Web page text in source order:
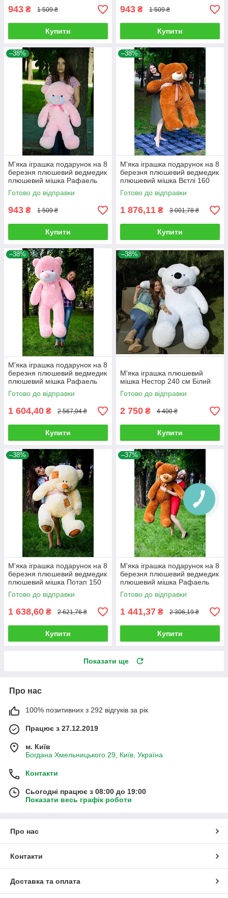
943 ₴ 1 509 ₴
Купити
943 ₴ 1 509 ₴
Купити
–38%
М'яка іграшка подарунок на 8
березня плюшевий ведмедик
плюшевий мішка Рафаель
100 см Рожевий
Готово до відправки
943 ₴ 1 509 ₴
Купити
–38%
М'яка іграшка подарунок на 8
березня плюшевий ведмедик
плюшевий мішка Вєтлі 160
см Карамельний
Готово до відправки
1 876,11 ₴ 3 001,78 ₴
Купити
–38%
М'яка іграшка подарунок на 8
березня плюшевий ведмедик
плюшевий мішка Рафаель
160 см Рожевий
Готово до відправки
1 604,40 ₴ 2 567,04 ₴
Купити
–38%
М'яка іграшка плюшевий
мішка Нестор 240 см Білий
Готово до відправки
2 750 ₴ 4 400 ₴
Купити
–38%
М'яка іграшка подарунок на 8
березня плюшевий ведмедик
плюшевий мішка Потап 150
см Кремовий
Готово до відправки
1 638,60 ₴ 2 621,76 ₴
Купити
–37%
М'яка іграшка подарунок на 8
березня плюшевий ведмедик
плюшевий мішка Рафаель
140 см Коричневий
Готово до відправки
1 441,37 ₴ 2 306,19 ₴
Купити
Показати ще
Про нас
100% позитивних з 292 відгуків за рік
Працює з 27.12.2019
м. Київ
Богдана Хмельницького 29, Київ, Україна
Контакти
Сьогодні працює з 08:00 до 19:00
Показати весь графік роботи
Про нас
Контакти
Доставка та оплата